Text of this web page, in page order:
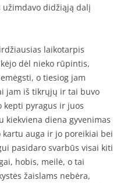
didžiąją dalį
laikotarpis
dėl nieko rūpintis,
o tiesiog jam
jam iš tikrųjų ir tai buvo
pyragus ir juos
kiekviena diena gyvenimas
kartu auga ir jo poreikiai bei
pasidaro svarbūs visai kiti
hobis, meilė, o tai
žaislams nebėra,